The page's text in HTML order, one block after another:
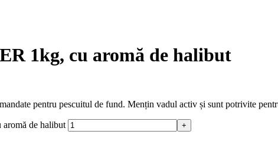
1kg, cu aromă de halibut
pentru pescuitul de fund. Mențin vadul activ și sunt potrivite
de halibut